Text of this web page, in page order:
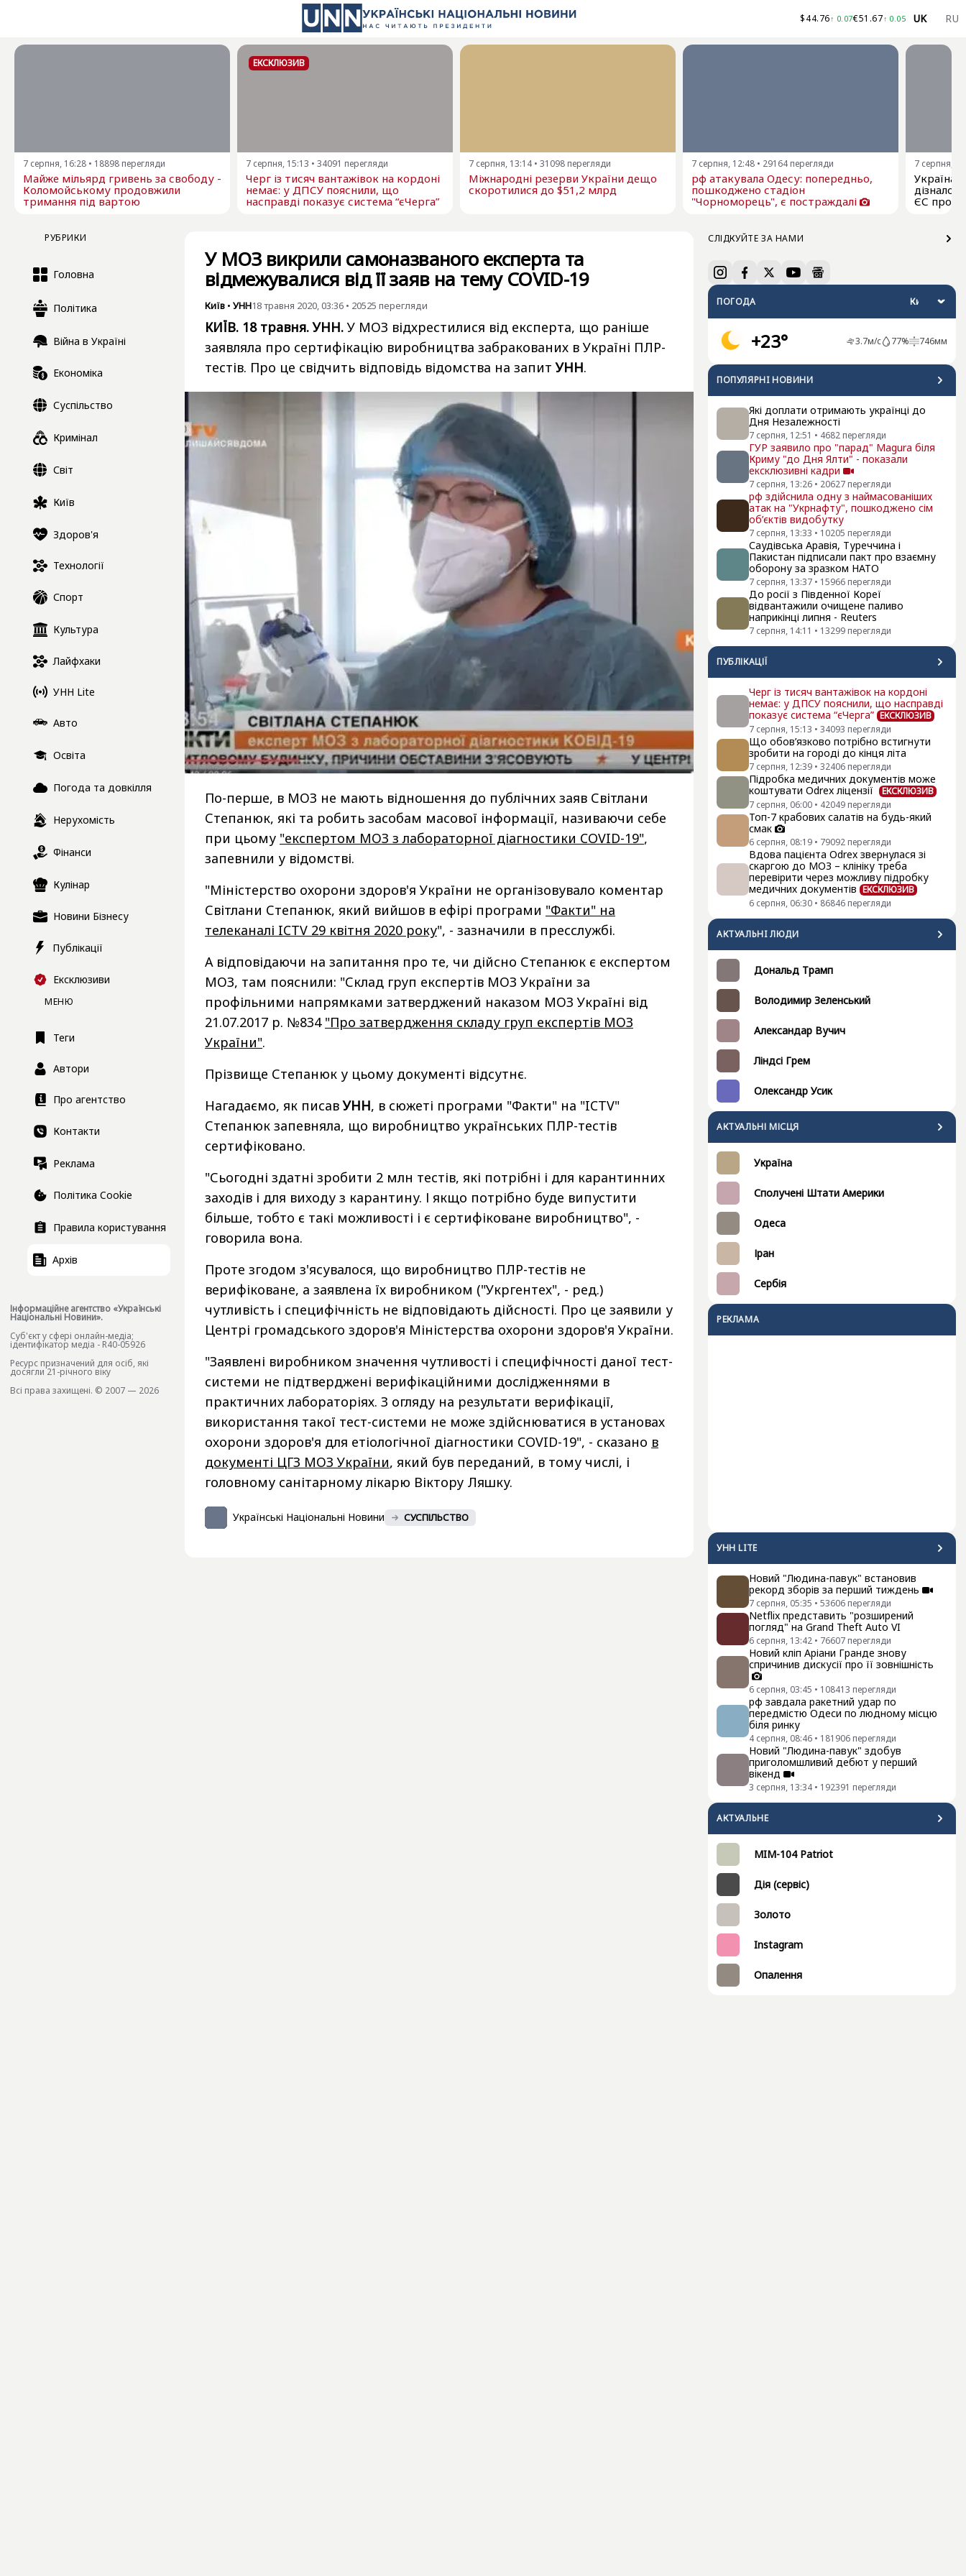
$44.76↑ 0.07€51.67↑ 0.05 UK RU
7 серпня, 16:28 • 18898 перегляди
Майже мільярд гривень за свободу -
Коломойському продовжили
тримання під вартою
ЕКСКЛЮЗИВ
7 серпня, 15:13 • 34091 перегляди
Черг із тисяч вантажівок на кордоні
немає: у ДПСУ пояснили, що
насправді показує система “єЧерга”
7 серпня, 13:14 • 31098 перегляди
Міжнародні резерви України дещо
скоротилися до $51,2 млрд
7 серпня, 12:48 • 29164 перегляди
рф атакувала Одесу: попередньо,
пошкоджено стадіон
"Чорноморець", є постраждалі
7 серпня,
Україна
ЄС про
РУБРИКИ
Головна
Політика
Війна в Україні
Економіка
Суспільство
Кримінал
Світ
Київ
Здоров'я
Технології
Спорт
Культура
Лайфхаки
УНН Lite
Авто
Освіта
Погода та довкілля
Нерухомість
Фінанси
Кулінар
Новини Бізнесу
Публікації
Ексклюзиви
МЕНЮ
Теги
Автори
Про агентство
Контакти
Реклама
Політика Cookie
Правила користування
Архів
Інформаційне агентство «Українські
Національні Новини».
Cуб'єкт у сфері онлайн-медіа;
ідентифікатор медіа - R40-05926
Ресурс призначений для осіб, які
досягли 21-річного віку
Всі права захищені. © 2007 — 2026
СЛІДКУЙТЕ ЗА НАМИ
ПОГОДА
+23° 3.7м/с 77% 746мм
ПОПУЛЯРНI НОВИНИ
Які доплати отримають українці до
Дня Незалежності
7 серпня, 12:51 • 4682 перегляди
ГУР заявило про "парад" Magura біля
Криму "до Дня Ялти" - показали
ексклюзивні кадри
7 серпня, 13:26 • 20627 перегляди
рф здійснила одну з наймасованіших
атак на "Укрнафту", пошкоджено сім
об’єктів видобутку
7 серпня, 13:33 • 10205 перегляди
Саудівська Аравія, Туреччина і
Пакистан підписали пакт про взаємну
оборону за зразком НАТО
7 серпня, 13:37 • 15966 перегляди
До росії з Південної Кореї
відвантажили очищене паливо
наприкінці липня - Reuters
7 серпня, 14:11 • 13299 перегляди
ПУБЛІКАЦІЇ
Черг із тисяч вантажівок на кордоні
немає: у ДПСУ пояснили, що насправді
показує система “єЧерга” ЕКСКЛЮЗИВ
7 серпня, 15:13 • 34093 перегляди
Що обов’язково потрібно встигнути
зробити на городі до кінця літа
7 серпня, 12:39 • 32406 перегляди
Підробка медичних документів може
коштувати Odrex ліцензії
ЕКСКЛЮЗИВ
7 серпня, 06:00 • 42049 перегляди
Топ-7 крабових салатів на будь-який
смак
6 серпня, 08:19 • 79092 перегляди
Вдова пацієнта Odrex звернулася зі
скаргою до МОЗ – клініку треба
перевірити через можливу підробку
медичних документів ЕКСКЛЮЗИВ
6 серпня, 06:30 • 86846 перегляди
АКТУАЛЬНI ЛЮДИ
Дональд Трамп
Володимир Зеленський
Александар Вучич
Ліндсі Грем
Олександр Усик
АКТУАЛЬНІ МІСЦЯ
Україна
Сполучені Штати Америки
Одеса
Іран
Сербія
РЕКЛАМА
УНН LITE
Новий "Людина-павук" встановив
рекорд зборів за перший тиждень
7 серпня, 05:35 • 53606 перегляди
Netflix представить "розширений
погляд" на Grand Theft Auto VI
6 серпня, 13:42 • 76607 перегляди
Новий кліп Аріани Гранде знову
спричинив дискусії про її зовнішність
6 серпня, 03:45 • 108413 перегляди
рф завдала ракетний удар по
передмістю Одеси по людному місцю
біля ринку
4 серпня, 08:46 • 181906 перегляди
Новий "Людина-павук" здобув
приголомшливий дебют у перший
вікенд
3 серпня, 13:34 • 192391 перегляди
АКТУАЛЬНЕ
MIM-104 Patriot
Дія (сервіс)
Золото
Instagram
Опалення
У МОЗ викрили самоназваного експерта та
відмежувалися від її заяв на тему COVID-19
Київ • УНН18 травня 2020, 03:36 • 20525 перегляди
КИЇВ. 18 травня. УНН.У МОЗ відхрестилися від експерта, що раніше
заявляла про сертифікацію виробництва забракованих в Україні ПЛР-
тестів. Про це свідчить відповідь відомства на запитУНН.
По-перше, в МОЗ не мають відношення до публічних заяв Світлани
Степанюк, які та робить засобам масової інформації, називаючи себе
при цьому "експертом МОЗ з лабораторної діагностики COVID-19",
запевнили у відомстві.
"Міністерство охорони здоров'я України не організовувало коментар
Світлани Степанюк, який вийшов в ефірі програми "Факти" на
телеканалі ICTV 29 квітня 2020 року", - зазначили в пресслужбі.
А відповідаючи на запитання про те, чи дійсно Степанюк є експертом
МОЗ, там пояснили: "Склад груп експертів МОЗ України за
профільними напрямками затверджений наказом МОЗ Україні від
21.07.2017 р. №834 "Про затвердження складу груп експертів МОЗ
України".
Прізвище Степанюк у цьому документі відсутнє.
Нагадаємо, як писавУНН, в сюжеті програми "Факти" на "ICTV"
Степанюк запевняла, що виробництво українських ПЛР-тестів
сертифіковано.
"Сьогодні здатні зробити 2 млн тестів, які потрібні і для карантинних
заходів і для виходу з карантину. І якщо потрібно буде випустити
більше, тобто є такі можливості і є сертифіковане виробництво", -
говорила вона.
Проте згодом з'ясувалося, що виробництво ПЛР-тестів не
верифіковане, а заявлена їх виробником ("Укргентех", - ред.)
чутливість і специфічність не відповідають дійсності. Про це заявили у
Центрі громадського здоров'я Міністерства охорони здоров'я України.
"Заявлені виробником значення чутливості і специфічності даної тест-
системи не підтверджені верифікаційними дослідженнями в
практичних лабораторіях. З огляду на результати верифікації,
використання такої тест-системи не може здійснюватися в установах
охорони здоров'я для етіологічної діагностики COVID-19", - сказано в
документі ЦГЗ МОЗ України, який був переданий, в тому числі, і
головному санітарному лікарю Віктору Ляшку.
Українські Національні Новини СУСПІЛЬСТВО